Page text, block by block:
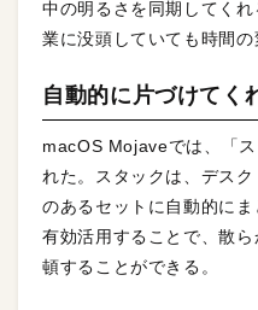
中の明るさを同期してく
業に没頭していても時間の
自動的に片づけてく
macOS Mojaveでは、「
れた。スタックは、デス
のあるセットに自動的に
有効活用することで、散
頓することができる。